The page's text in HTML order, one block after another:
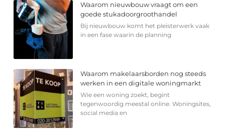
Waarom nieuwbouw vraagt om een
goede stukadoorgroothandel
Bij nieuwbouw komt het pleisterwerk vaak
in een fase waarin de planning
Waarom makelaarsborden nog steeds
werken in een digitale woningmarkt
Wie een woning zoekt, begint
tegenwoordig meestal online. Woningsites,
social media en